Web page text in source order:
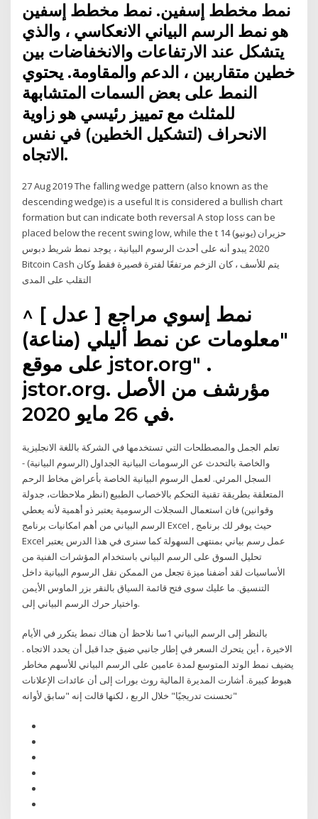
نمط مخطط إسفين. نمط مخطط إسفين
هو نمط الرسم البياني الانعكاسي ، والذي
يتشكل عند الارتفاعات والانخفاضات بين
خطين متقاربين ، الدعم والمقاومة. يحتوي
النمط على بعض السمات المتشابهة
للمثلث مع تمييز رئيسي هو زاوية
الانحراف (لتشكيل الخطين) في نفس
الاتجاه.
27 Aug 2019 The falling wedge pattern (also known as the
descending wedge) is a useful It is considered a bullish chart
formation but can indicate both reversal A stop loss can be
placed below the recent swing low, while the t 14 حزيران (يونيو)
2020 يبدو أنه على أحدث الرسوم البيانية ، يوجد نمط شريط دبوس
Bitcoin Cash يتم للأسف ، كان الزخم مرتفعًا لفترة قصيرة فقط وكان
نمط إسوي مراجع [ عدل ] ^
"معلومات عن نمط أليلي (مناعة)
على موقع jstor.org" .
jstor.org. مؤرشف من الأصل
في 26 مايو 2020.
تعلم الجمل والمصطلحات التي تستخدمها في الشركة باللغة الانجليزية
والخاصة بالتحدث عن الرسومات البيانية الجداول (الرسوم البيانية) -
السجل المرئي. لعمل الرسوم البيانية الخاصة بأعراض مخاط الرحم
المتعلقة بطريقة تقنية التحكم بالاخصاب الطبيع (انظر ملاحظات، جدولة
وقوانين) فان استعمال السجلات الرسومية يعتبر ذو أهمية لأنه يعطي
الرسم البياني من أهم امكانيات برنامج Excel , حيث يوفر لك برنامج
Excel عمل رسم بياني بمنتهى السهولة كما سنرى في هذا الدرس يعتبر
تحليل السوق على الرسم البياني باستخدام المؤشرات الفنية من
الأساسيات لقد أضفنا ميزة تجعل من الممكن نقل الرسوم البيانية داخل
التنسيق. ما عليك سوى فتح قائمة السياق بالنقر بزر الماوس الأيمن
واختيار حرك الرسم البياني إلى.
بالنظر إلى الرسم البياني 1سا نلاحظ أن هناك نمط يتكرر في الأيام
الاخيرة ، أين يتحرك السعر في إطار جانبي ضيق جدا قبل أن يحدد الاتجاه .
يضيف نمط الوتد المتوسع لمدة عامين على الرسم البياني للأسهم مخاطر
هبوط كبيرة. أشارت المديرة المالية روث بورات إلى أن عائدات الإعلانات
"تحسنت تدريجيًا" خلال الربع ، لكنها قالت إنه "سابق لأوانه